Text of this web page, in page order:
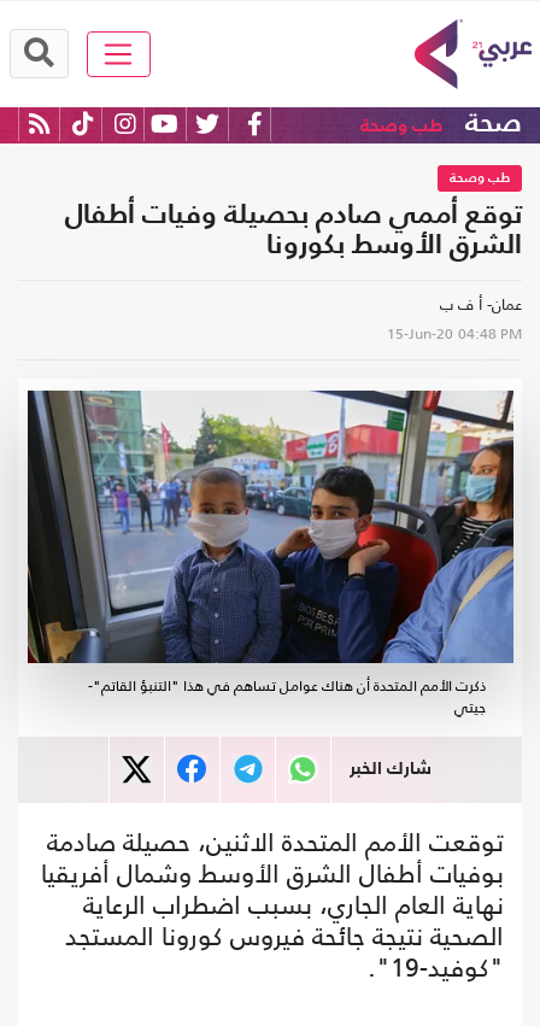
صحة طب وصحة
طب وصحة
توقع أممي صادم بحصيلة وفيات أطفال
الشرق الأوسط بكورونا
عمان- أ ف ب
15-Jun-20 04:48 PM
ذكرت الأمم المتحدة أن هناك عوامل تساهم في هذا "التنبؤ القاتم"-
جيتي
شارك الخبر
توقعت الأمم المتحدة الاثنين، حصيلة صادمة
بوفيات أطفال الشرق الأوسط وشمال أفريقيا
نهاية العام الجاري، بسبب اضطراب الرعاية
الصحية نتيجة جائحة فيروس كورونا المستجد
"كوفيد-19".